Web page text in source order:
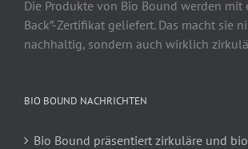
Die Produkte von Bio Bound werden mit
Back”-Zertifikat geliefert. Das macht sie
nachhaltig, sondern auch wirklich
BIO BOUND NACHRICHTEN
Bio Bound präsentiert zirkuläre und